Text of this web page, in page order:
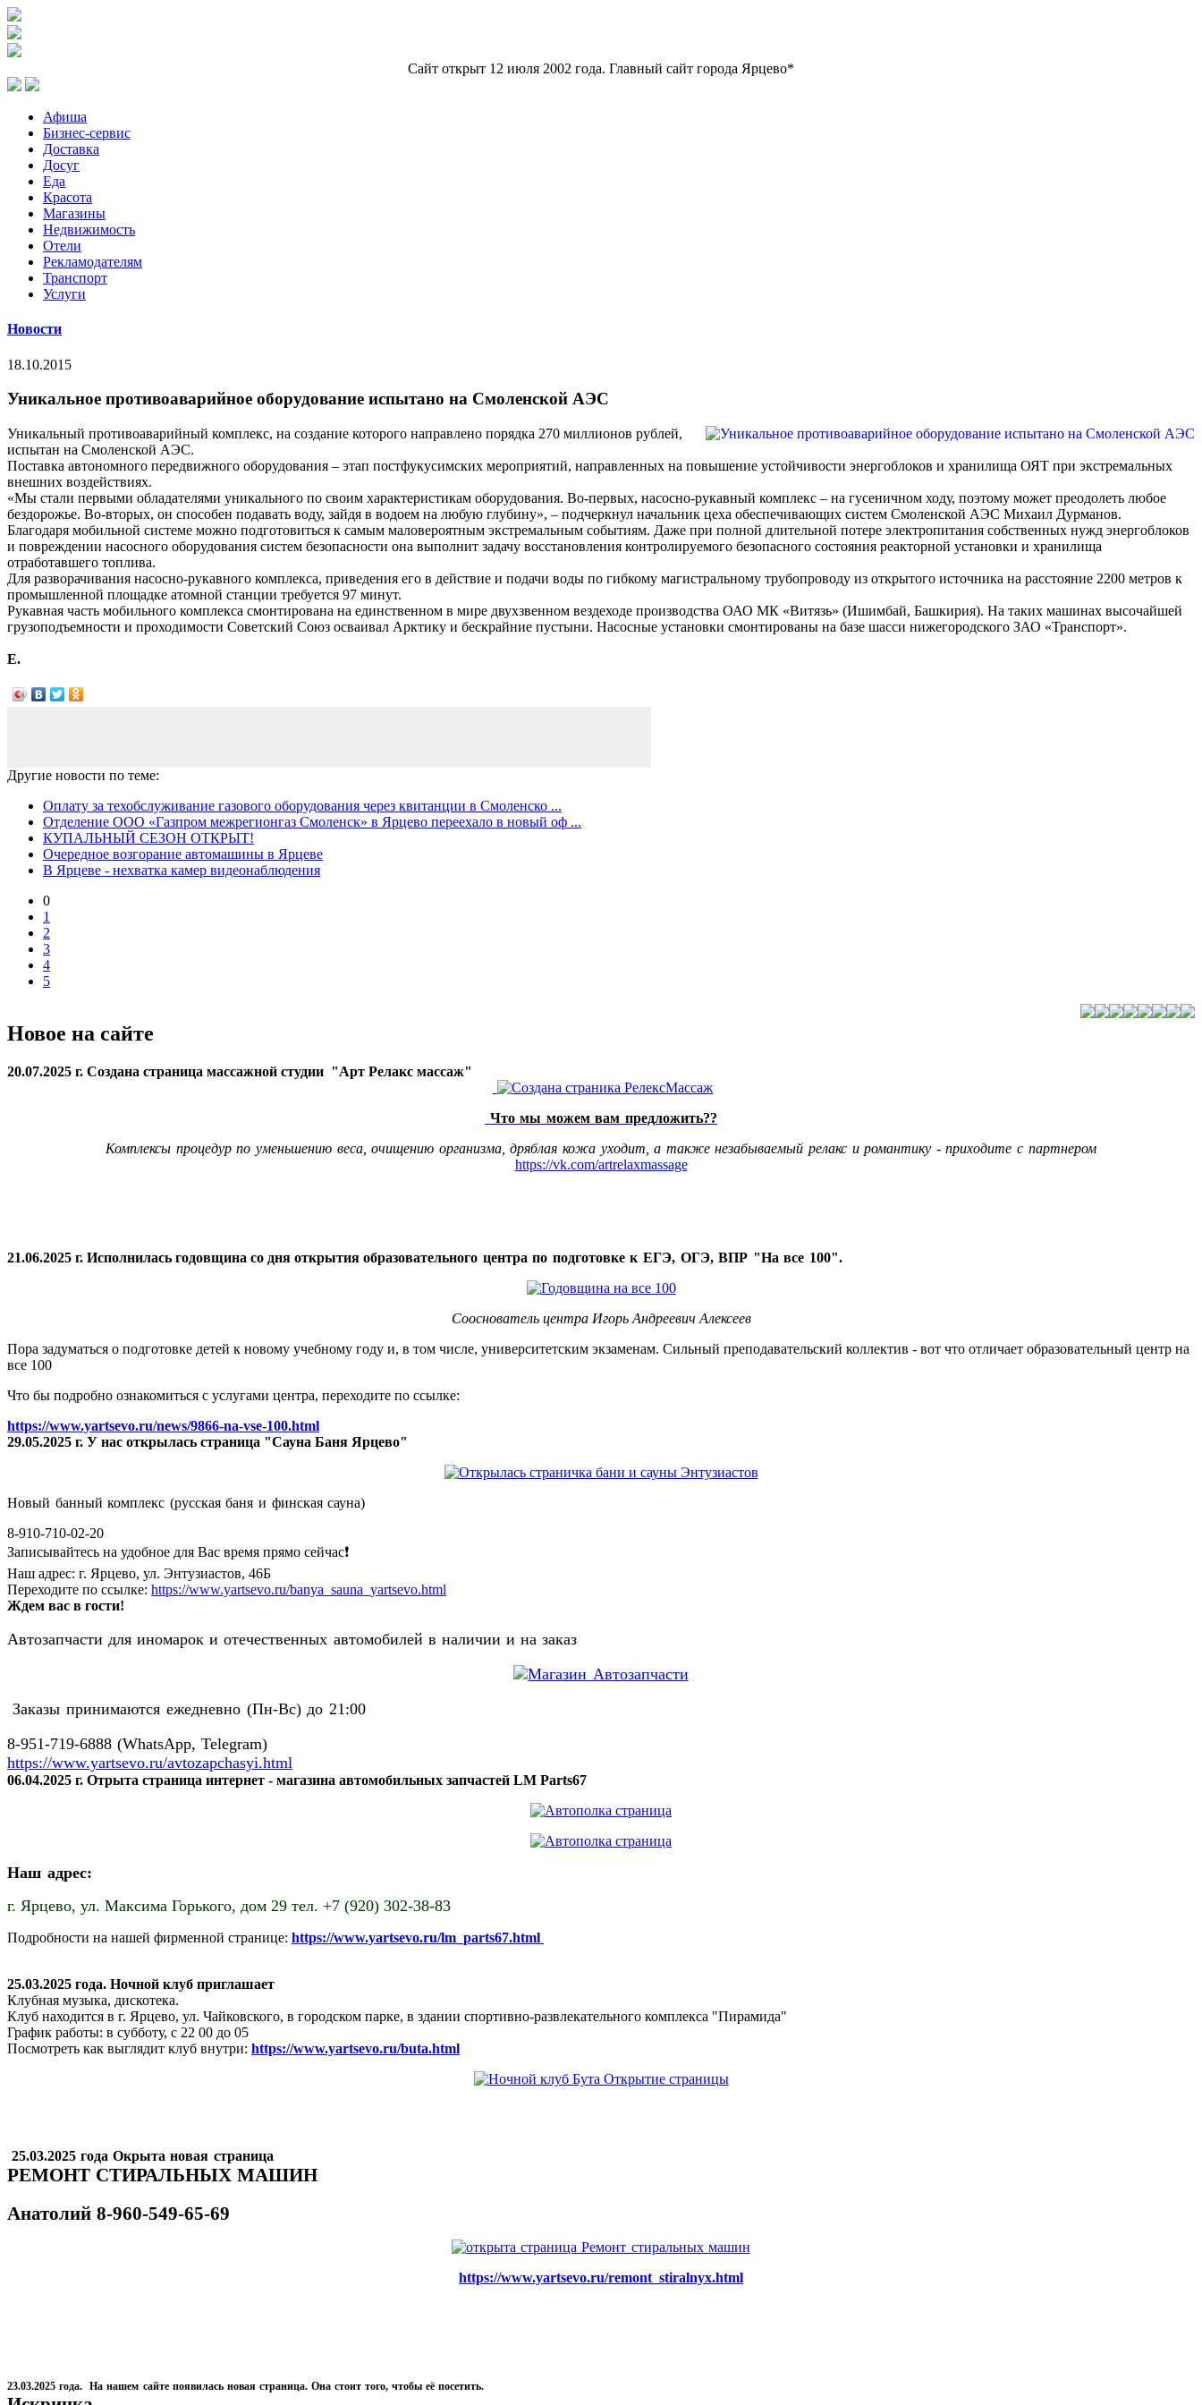
Сайт открыт 12 июля 2002 года. Главный сайт города Ярцево*
Афиша
Бизнес-сервис
Доставка
Досуг
Еда
Красота
Магазины
Недвижимость
Отели
Рекламодателям
Транспорт
Услуги
Новости
18.10.2015
Уникальное противоаварийное оборудование испытано на Смоленской АЭС
Уникальный противоаварийный комплекс, на создание которого направлено порядка 270 миллионов рублей,
испытан на Смоленской АЭС.
Поставка автономного передвижного оборудования – этап постфукусимских мероприятий, направленных на повышение устойчивости энергоблоков и хранилища ОЯТ при экстремальных
внешних воздействиях.
«Мы стали первыми обладателями уникального по своим характеристикам оборудования. Во-первых, насосно-рукавный комплекс – на гусеничном ходу, поэтому может преодолеть любое
бездорожье. Во-вторых, он способен подавать воду, зайдя в водоем на любую глубину», – подчеркнул начальник цеха обеспечивающих систем Смоленской АЭС Михаил Дурманов.
Благодаря мобильной системе можно подготовиться к самым маловероятным экстремальным событиям. Даже при полной длительной потере электропитания собственных нужд энергоблоков
и повреждении насосного оборудования систем безопасности она выполнит задачу восстановления контролируемого безопасного состояния реакторной установки и хранилища
отработавшего топлива.
Для разворачивания насосно-рукавного комплекса, приведения его в действие и подачи воды по гибкому магистральному трубопроводу из открытого источника на расстояние 2200 метров к
промышленной площадке атомной станции требуется 97 минут.
Рукавная часть мобильного комплекса смонтирована на единственном в мире двухзвенном вездеходе производства ОАО МК «Витязь» (Ишимбай, Башкирия). На таких машинах высочайшей
грузоподъемности и проходимости Советский Союз осваивал Арктику и бескрайние пустыни. Насосные установки смонтированы на базе шасси нижегородского ЗАО «Транспорт».
Е.
Другие новости по теме:
Оплату за техобслуживание газового оборудования через квитанции в Смоленско ...
Отделение ООО «Газпром межрегионгаз Смоленск» в Ярцево переехало в новый оф ...
КУПАЛЬНЫЙ СЕЗОН ОТКРЫТ!
Очередное возгорание автомашины в Ярцеве
В Ярцеве - нехватка камер видеонаблюдения
0
1
2
3
4
5
Новое на сайте
20.07.2025 г. Создана страница массажной студии "Арт Релакс массаж"
Что мы можем вам предложить??
Комплексы процедур по уменьшению веса, очищению организма, дряблая кожа уходит, а также незабываемый релакс и романтику - приходите с партнером
https://vk.com/artrelaxmassage
21.06.2025 г. Исполнилась годовщина со дня открытия образовательного центра по подготовке к ЕГЭ, ОГЭ, ВПР "На все 100".
Сооснователь центра Игорь Андреевич Алексеев
Пора задуматься о подготовке детей к новому учебному году и, в том числе, университетским экзаменам. Сильный преподавательский коллектив - вот что отличает образовательный центр на
все 100
Что бы подробно ознакомиться с услугами центра, переходите по ссылке:
https://www.yartsevo.ru/news/9866-na-vse-100.html
29.05.2025 г. У нас открылась страница "Сауна Баня Ярцево"
Новый банный комплекс (русская баня и финская сауна)
8-910-710-02-20
Записывайтесь на удобное для Вас время прямо сейчас❗️
Наш адрес: г. Ярцево, ул. Энтузиастов, 46Б
Переходите по ссылке: https://www.yartsevo.ru/banya_sauna_yartsevo.html
Ждем вас в гости!
Автозапчасти для иномарок и отечественных автомобилей в наличии и на заказ
Заказы принимаются ежедневно (Пн-Вс) до 21:00
8-951-719-6888 (WhatsApp, Telegram)
https://www.yartsevo.ru/avtozapchasyi.html
06.04.2025 г. Отрыта страница интернет - магазина автомобильных запчастей LM Parts67
Наш адрес:
г. Ярцево, ул. Максима Горького, дом 29 тел. +7 (920) 302-38-83
Подробности на нашей фирменной странице: https://www.yartsevo.ru/lm_parts67.html
25.03.2025 года. Ночной клуб приглашает
Клубная музыка, дискотека.
Клуб находится в г. Ярцево, ул. Чайковского, в городском парке, в здании спортивно-развлекательного комплекса "Пирамида"
График работы: в субботу, с 22 00 до 05
Посмотреть как выглядит клуб внутри: https://www.yartsevo.ru/buta.html
25.03.2025 года Окрыта новая страница
РЕМОНТ СТИРАЛЬНЫХ МАШИН
Анатолий 8-960-549-65-69
https://www.yartsevo.ru/remont_stiralnyx.html
23.03.2025 года. На нашем сайте появилась новая страница. Она стоит того, чтобы её посетить.